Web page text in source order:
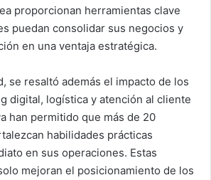
proporcionan herramientas clave
puedan consolidar sus negocios y
en una ventaja estratégica.
se resaltó además el impacto de los
digital, logística y atención al cliente
han permitido que más de 20
habilidades prácticas
en sus operaciones. Estas
mejoran el posicionamiento de los